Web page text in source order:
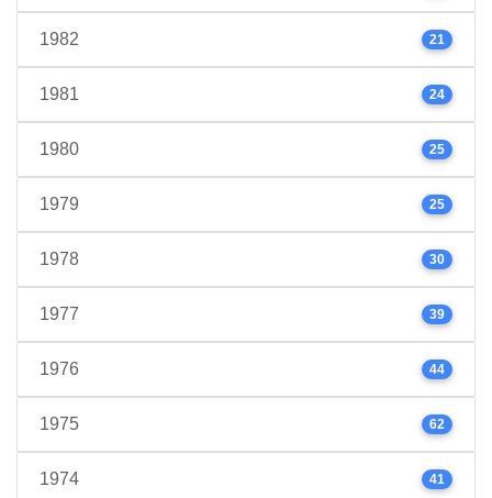
1982 21
1981 24
1980 25
1979 25
1978 30
1977 39
1976 44
1975 62
1974 41